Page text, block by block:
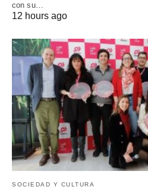
con su…
12 hours ago
SOCIEDAD Y CULTURA